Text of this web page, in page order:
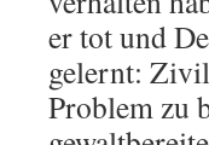
er tot und
gelernt:
Problem zu